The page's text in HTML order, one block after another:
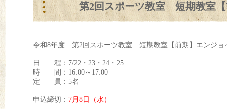
第2回スポーツ教室 短期教室【
令和8年度 第2回スポーツ教室 短期教室【前期】エンジョ
日 程：7/22・23・24・25
時 間：16:00～17:00
定 員：5名
申込締切： 7月8日（水）